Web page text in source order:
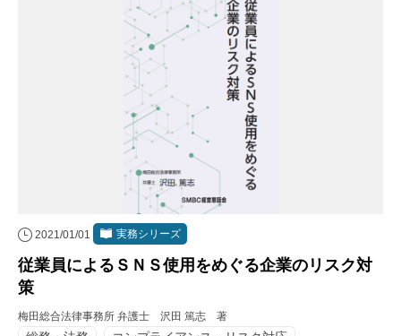
2021/01/01 実務シリーズ
従業員によるＳＮＳ使用をめぐる企業のリスク対
策
梅田総合法律事務所 弁護士 沢田 篤志 著